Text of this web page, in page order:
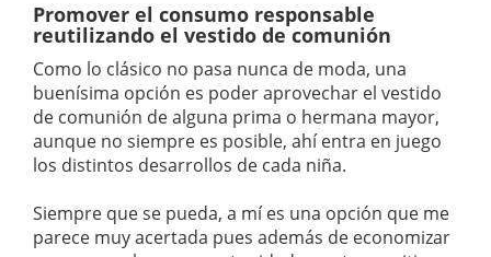
Promover el consumo responsable
reutilizando el vestido de comunión
Como lo clásico no pasa nunca de moda, una
buenísima opción es poder aprovechar el vestido
de comunión de alguna prima o hermana mayor,
aunque no siempre es posible, ahí entra en juego
los distintos desarrollos de cada niña.
Siempre que se pueda, a mí es una opción que me
parece muy acertada pues además de economizar